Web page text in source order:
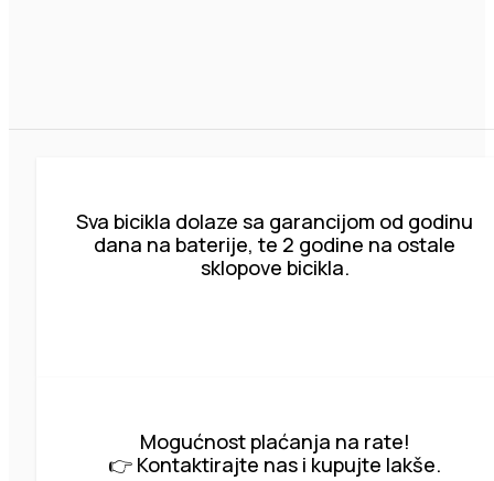
Sva bicikla dolaze sa garancijom od godinu
dana na baterije, te 2 godine na ostale
sklopove bicikla.
Mogućnost plaćanja na rate!
👉 Kontaktirajte nas i kupujte lakše.